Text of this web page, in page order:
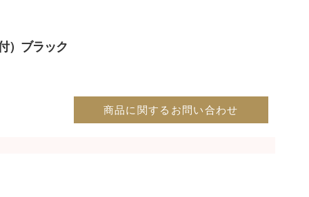
）ブラック
商品に関するお問い合わせ